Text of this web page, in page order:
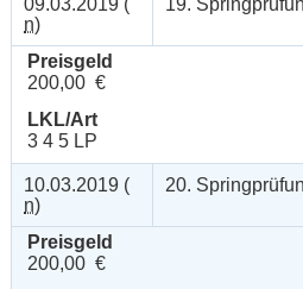
09.03.2019 (
n)
19.
Preisgeld
200,00 €
LKL/Art
3 4 5 LP
10.03.2019 (
n)
20.
Preisgeld
200,00 €